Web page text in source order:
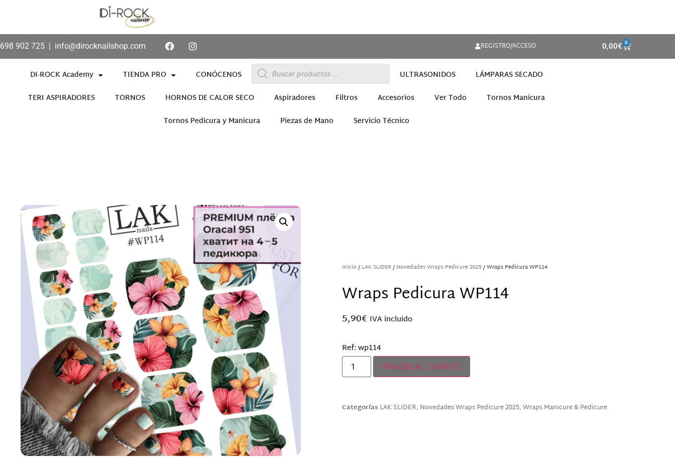
698 902 725 | info@dirocknailshop.com REGISTRO/ACCESO 0,00€ 0
DI-ROCK Academy TIENDA PRO CONÓCENOS ULTRASONIDOS
LÁMPARAS SECADO
TERI ASPIRADORES
TORNOS HORNOS DE CALOR SECO Aspiradores Filtros Accesorios Ver Todo
Tornos Manicura
Tornos Pedicura y Manicura
Piezas de Mano Servicio Técnico
Inicio / LAK SLIDER/ Novedades Wraps Pedicure 2025/ Wraps Pedicura WP114
Wraps Pedicura WP114
5,90€ IVA incluido
Ref: wp114
AÑADIR AL CARRITO
Categorías LAK SLIDER, Novedades Wraps Pedicure 2025,Wraps Manicure & Pedicure